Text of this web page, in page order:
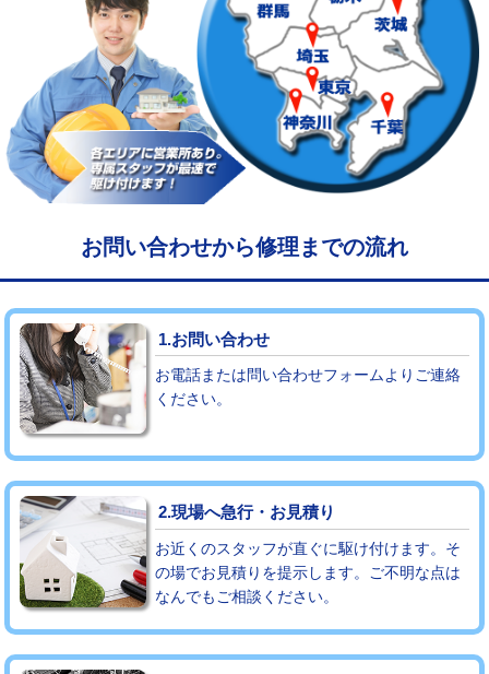
用（追加）/3ｍ超え)
給水管工事※（ライニング鋼管・銅
管・ポリ管・HT管使用/3ｍまで)
44,000円
給水管工事※（ライニング鋼管・銅
管・ポリ管・HT管使用/3ｍ超え)
+8,800円
マス交換（土の掘削・埋め戻し作業） 11,000円~
マス交換（深さ50㎝未満） 55,000円
マス交換（深さ50㎝以上） 66,000円
コンクリート斫り（厚さ10㎝まで）
コンクリート斫り（厚さ10㎝超え） 38,500円
モルタル補修（厚さ10㎝まで）
モルタル補修（厚さ10㎝超え） 38,500円
追加人工 16,500円
廃棄・処分 現場見積
※給水管工事は20mmまでの価格です。
お問い合わせから修理までの流れ
1.お問い合わせ
お電話または問い合わせフォームよりご連絡
ください。
2.現場へ急行・お見積り
お近くのスタッフが直ぐに駆け付けます。そ
の場でお見積りを提示します。ご不明な点は
なんでもご相談ください。